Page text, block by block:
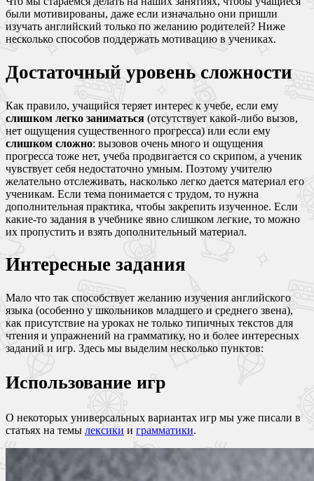
были мотивированы, даже если изначально они пришли
изучать английский только по желанию родителей? Ниже
несколько способов поддержать мотивацию в учениках.
Достаточный уровень сложности
Как правило, учащийся теряет интерес к учебе, если ему
слишком легко заниматься (отсутствует какой-либо вызов,
нет ощущения существенного прогресса) или если ему
слишком сложно: вызовов очень много и ощущения
прогресса тоже нет, учеба продвигается со скрипом, а ученик
чувствует себя недостаточно умным. Поэтому учителю
желательно отслеживать, насколько легко дается материал его
ученикам. Если тема понимается с трудом, то нужна
дополнительная практика, чтобы закрепить изученное. Если
какие-то задания в учебнике явно слишком легкие, то можно
их пропустить и взять дополнительный материал.
Интересные задания
Мало что так способствует желанию изучения английского
языка (особенно у школьников младшего и среднего звена),
как присутствие на уроках не только типичных текстов для
чтения и упражнений на грамматику, но и более интересных
заданий и игр. Здесь мы выделим несколько пунктов:
Использование игр
О некоторых универсальных вариантах игр мы уже писали в
статьях на темы лексики и грамматики.